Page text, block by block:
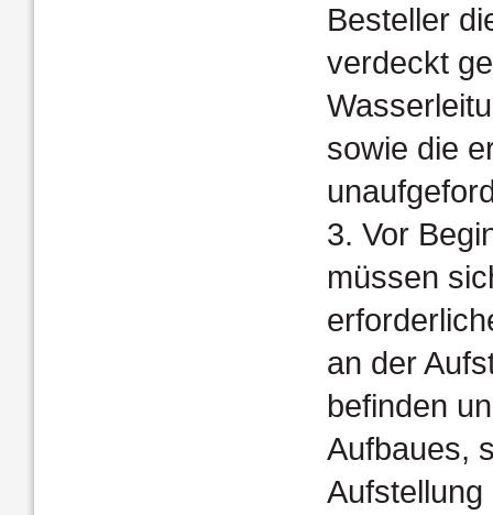
Besteller
verdeckt
sowie die
3. Vor
müssen
an der
befinden
Aufbaues,